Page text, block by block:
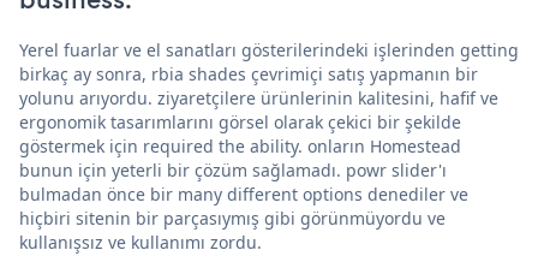
Yerel fuarlar ve el sanatları gösterilerindeki işlerinden getting
birkaç ay sonra, rbia shades çevrimiçi satış yapmanın bir
yolunu arıyordu. ziyaretçilere ürünlerinin kalitesini, hafif ve
ergonomik tasarımlarını görsel olarak çekici bir şekilde
göstermek için required the ability. onların Homestead
bunun için yeterli bir çözüm sağlamadı. powr slider'ı
bulmadan önce bir many different options denediler ve
hiçbiri sitenin bir parçasıymış gibi görünmüyordu ve
kullanışsız ve kullanımı zordu.